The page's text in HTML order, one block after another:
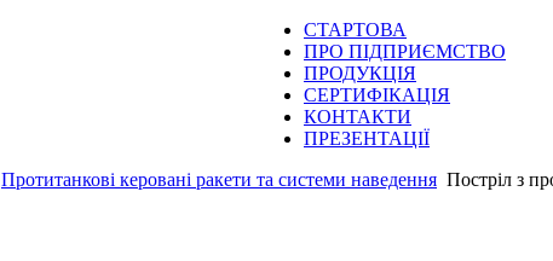
СТАРТОВА
ПРО ПІДПРИЄМСТВО
ПРОДУКЦІЯ
СЕРТИФІКАЦІЯ
КОНТАКТИ
ПРЕЗЕНТАЦІЇ
Протитанкові керовані ракети та системи наведення Постріл з